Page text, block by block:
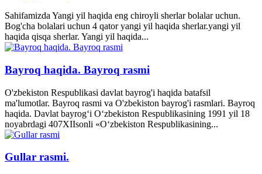
Sahifamizda Yangi yil haqida eng chiroyli sherlar bolalar uchun.
Bog'cha bolalari uchun 4 qator yangi yil haqida sherlar.yangi yil
haqida qisqa sherlar. Yangi yil haqida...
Bayroq haqida. Bayroq rasmi
O'zbekiston Respublikasi davlat bayrog'i haqida batafsil
ma'lumotlar. Bayroq rasmi va O'zbekiston bayrog'i rasmlari. Bayroq
haqida. Davlat bayrog‘i O‘zbekiston Respublikasining 1991 yil 18
noyabrdagi 407­XII­sonli «O‘zbekiston Respublikasining...
Gullar rasmi.